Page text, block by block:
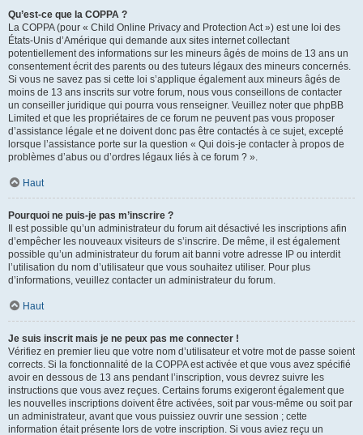
Qu’est-ce que la COPPA ?
La COPPA (pour « Child Online Privacy and Protection Act ») est une loi des
États-Unis d’Amérique qui demande aux sites internet collectant
potentiellement des informations sur les mineurs âgés de moins de 13 ans un
consentement écrit des parents ou des tuteurs légaux des mineurs concernés.
Si vous ne savez pas si cette loi s’applique également aux mineurs âgés de
moins de 13 ans inscrits sur votre forum, nous vous conseillons de contacter
un conseiller juridique qui pourra vous renseigner. Veuillez noter que phpBB
Limited et que les propriétaires de ce forum ne peuvent pas vous proposer
d’assistance légale et ne doivent donc pas être contactés à ce sujet, excepté
lorsque l’assistance porte sur la question « Qui dois-je contacter à propos de
problèmes d’abus ou d’ordres légaux liés à ce forum ? ».
Haut
Pourquoi ne puis-je pas m’inscrire ?
Il est possible qu’un administrateur du forum ait désactivé les inscriptions afin
d’empêcher les nouveaux visiteurs de s’inscrire. De même, il est également
possible qu’un administrateur du forum ait banni votre adresse IP ou interdit
l’utilisation du nom d’utilisateur que vous souhaitez utiliser. Pour plus
d’informations, veuillez contacter un administrateur du forum.
Haut
Je suis inscrit mais je ne peux pas me connecter !
Vérifiez en premier lieu que votre nom d’utilisateur et votre mot de passe soient
corrects. Si la fonctionnalité de la COPPA est activée et que vous avez spécifié
avoir en dessous de 13 ans pendant l’inscription, vous devrez suivre les
instructions que vous avez reçues. Certains forums exigeront également que
les nouvelles inscriptions doivent être activées, soit par vous-même ou soit par
un administrateur, avant que vous puissiez ouvrir une session ; cette
information était présente lors de votre inscription. Si vous aviez reçu un